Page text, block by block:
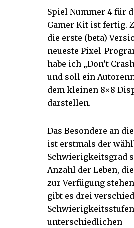
Spiel Nummer 4 für
Gamer Kit ist fertig.
die erste (beta)
neueste Pixel-
habe ich „Don’t
und soll ein
dem kleinen 8×8
darstellen.
Das Besondere an
ist erstmals der
Schwierigkeitsgrad
Anzahl der Leben,
zur Verfügung
gibt es drei
unterschiedlichen